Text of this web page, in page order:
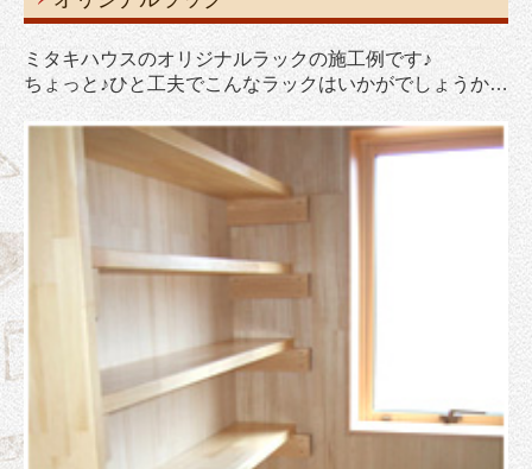
ミタキハウスのオリジナルラックの施工例です♪
ちょっと♪ひと工夫でこんなラックはいかがでしょうか…